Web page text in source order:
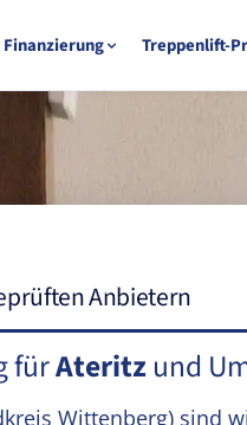
Finanzierung Treppenlift-
Anbietern
fürAteritzund
Wittenberg) sind